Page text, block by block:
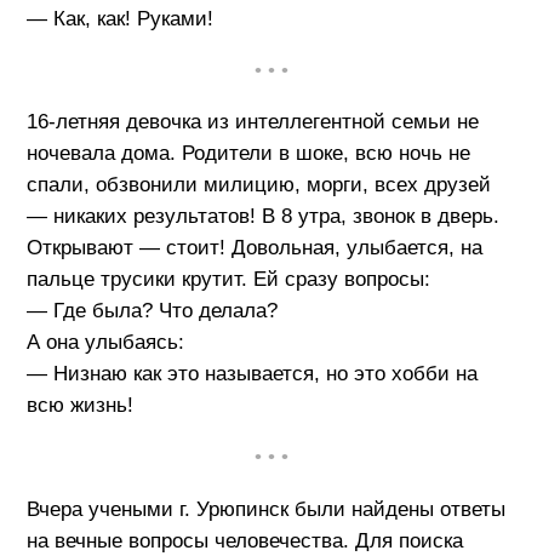
— Как, как! Руками!
• • •
16-летняя девочка из интеллегентной семьи не
ночевала дома. Родители в шоке, всю ночь не
спали, обзвонили милицию, морги, всех друзей
— никаких результатов! В 8 утра, звонок в дверь.
Открывают — стоит! Довольная, улыбается, на
пальце трусики крутит. Ей сразу вопросы:
— Где была? Что делала?
А она улыбаясь:
— Низнаю как это называется, но это хобби на
всю жизнь!
• • •
Вчера учеными г. Урюпинск были найдены ответы
на вечные вопросы человечества. Для поиска